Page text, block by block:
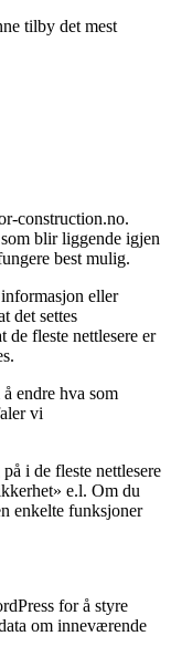
tilby det mest
construction.no.
blir liggende igjen
best mulig.
eller
det settes
de fleste nettlesere er
endre hva som
vi
i de fleste nettlesere
e.l. Om du
enkelte funksjoner
for å styre
om inneværende